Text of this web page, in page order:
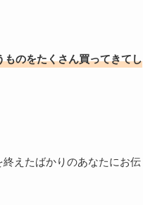
のをたくさん買ってきてし
終えたばかりのあなたにお伝